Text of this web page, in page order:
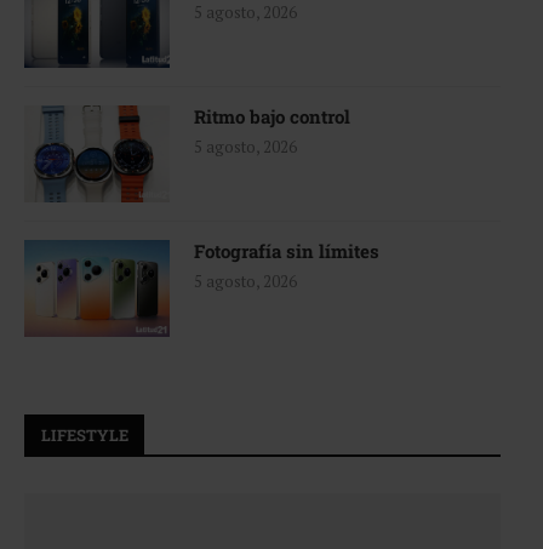
5 agosto, 2026
Ritmo bajo control
5 agosto, 2026
Fotografía sin límites
5 agosto, 2026
LIFESTYLE